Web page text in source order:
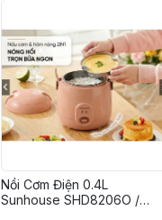
Nồi Cơm Điện 0.4L
Sunhouse SHD8206O /